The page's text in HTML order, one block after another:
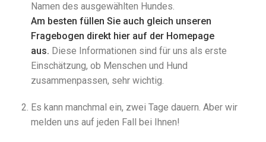
Namen des ausgewählten Hundes.
Am besten füllen Sie auch gleich unseren
Fragebogen direkt hier auf der Homepage
aus. Diese Informationen sind für uns als erste
Einschätzung, ob Menschen und Hund
zusammenpassen, sehr wichtig.
Es kann manchmal ein, zwei Tage dauern. Aber wir
melden uns auf jeden Fall bei Ihnen!